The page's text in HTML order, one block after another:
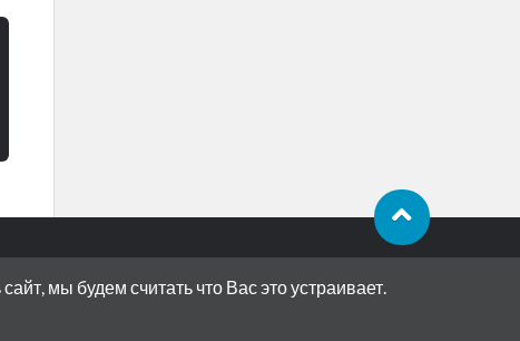
мы будем считать что Вас это устраивает.